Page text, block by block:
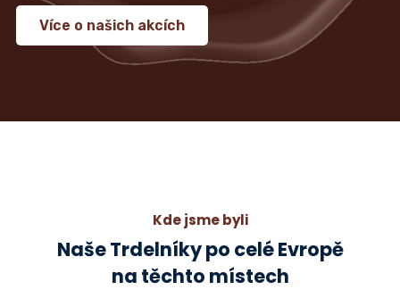
Více o našich akcích
Kde jsme byli
Naše Trdelníky po celé Evropě
na těchto místech